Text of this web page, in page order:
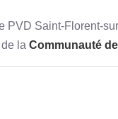
PVD Saint-Florent-
de laCommunauté